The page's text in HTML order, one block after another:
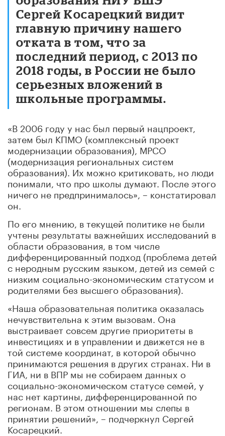
Сергей Косарецкий видит
главную причину нашего
отката в том, что за
последний период, с 2013 по
2018 годы, в России не было
серьезных вложений в
школьные программы.
«В 2006 году у нас был первый нацпроект,
затем был КПМО (комплексный проект
модернизации образования), МРСО
(модернизация региональных систем
образования). Их можно критиковать, но люди
понимали, что про школы думают. После этого
ничего не предпринималось», – констатировал
он.
По его мнению, в текущей политике не были
учтены результаты важнейших исследований в
области образования, в том числе
дифференцированный подход (проблема детей
с неродным русским языком, детей из семей с
низким социально-экономическим статусом и
родителями без высшего образования).
«Наша образовательная политика оказалась
нечувствительна к этим вызовам. Она
выстраивает совсем другие приоритеты в
инвестициях и в управлении и движется не в
той системе координат, в которой обычно
принимаются решения в других странах. Ни в
ГИА, ни в ВПР мы не собираем данных о
социально-экономическом статусе семей, у
нас нет картины, дифференцированной по
регионам. В этом отношении мы слепы в
принятии решений», – подчеркнул Сергей
Косарецкий.